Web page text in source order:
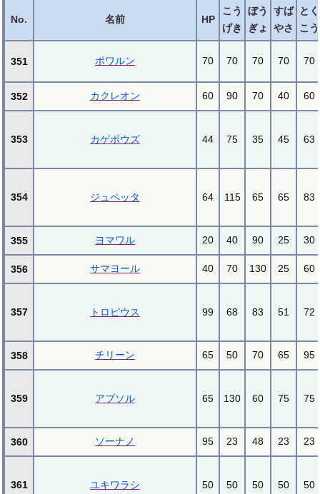
No. 名前 HP
こう
げき
ぼう
ぎょ
すば
やさ
とく
こう
351 ポワルン 70 70 70 70 70
352 カクレオン 60 90 70 40 60
353 カゲボウズ 44 75 35 45 63
354 ジュペッタ 64 115 65 65 83
355 ヨマワル 20 40 90 25 30
356 サマヨール 40 70 130 25 60
357 トロピウス 99 68 83 51 72
358 チリーン 65 50 70 65 95
359 アブソル 65 130 60 75 75
360 ソーナノ 95 23 48 23 23
361 ユキワラシ 50 50 50 50 50